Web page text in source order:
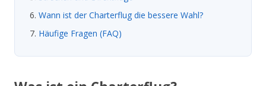
Wann ist der Charterflug die bessere Wahl?
Häufige Fragen (FAQ)